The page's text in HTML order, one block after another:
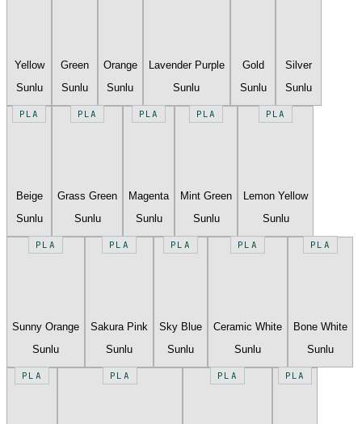
Yellow
Sunlu
Green
Sunlu
Orange
Sunlu
Lavender Purple
Sunlu
Gold
Sunlu
Silver
Sunlu
PLA
Beige
Sunlu
PLA
Grass Green
Sunlu
PLA
Magenta
Sunlu
PLA
Mint Green
Sunlu
PLA
Lemon Yellow
Sunlu
PLA
Sunny Orange
Sunlu
PLA
Sakura Pink
Sunlu
PLA
Sky Blue
Sunlu
PLA
Ceramic White
Sunlu
PLA
Bone White
Sunlu
PLA PLA PLA PLA